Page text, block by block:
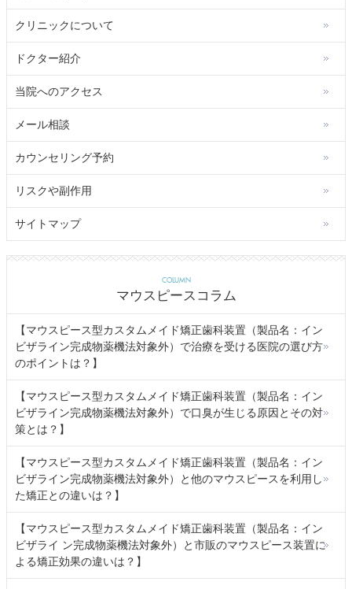
クリニックについて
ドクター紹介
当院へのアクセス
メール相談
カウンセリング予約
リスクや副作用
サイトマップ
COLUMN
マウスピースコラム
【マウスピース型カスタムメイド矯正歯科装置（製品名：イン
ビザライン完成物薬機法対象外）で治療を受ける医院の選び方
のポイントは？】
【マウスピース型カスタムメイド矯正歯科装置（製品名：イン
ビザライン完成物薬機法対象外）で口臭が生じる原因とその対
策とは？】
【マウスピース型カスタムメイド矯正歯科装置（製品名：イン
ビザライン完成物薬機法対象外）と他のマウスピースを利用し
た矯正との違いは？】
【マウスピース型カスタムメイド矯正歯科装置（製品名：イン
ビザライ ン完成物薬機法対象外）と市販のマウスピース装置に
よる矯正効果の違いは？】